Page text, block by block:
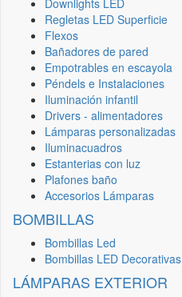
Downlights LED
Regletas LED Superficie
Flexos
Bañadores de pared
Empotrables en escayola
Péndels e Instalaciones
Iluminación infantil
Drivers - alimentadores
Lámparas personalizadas
Iluminacuadros
Estanterias con luz
Plafones baño
Accesorios Lámparas
BOMBILLAS
Bombillas Led
Bombillas LED Decorativas
LÁMPARAS EXTERIOR